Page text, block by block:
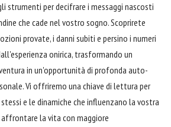
strumenti per decifrare i messaggi nascosti
che cade nel vostro sogno. Scoprirete
provate, i danni subiti e persino i numeri
onirica, trasformando un
in un'opportunità di profonda auto-
Vi offriremo una chiave di lettura per
e le dinamiche che influenzano la vostra
la vita con maggiore